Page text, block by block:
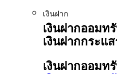
เงินฝาก
เงินฝากออมท
เงินฝากกระแ
เงินฝากออมท